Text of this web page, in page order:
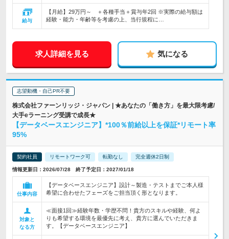
給与
【月給】29万円～ ＋各種手当＋賞与年2回 ※実際の給与額は
経験・能力・年齢等を考慮の上、当行規程に…
求人詳細を見る 気になる
志望動機・自己PR不要
株式会社ファーンリッジ・ジャパン | ★あなたの「働き方」を最大限考慮/
大手eラーニング受講で成長★
【データベースエンジニア】*100％前給以上を保証*リモート率
95%
契約社員 リモートワーク可 転勤なし 完全週休2日制
情報更新日：2026/07/28 終了予定日：2027/01/18
仕事内容
【データベースエンジニア】設計～製造・テストまでご本人様
希望に合わせたフェーズをご担当頂く形となります。
対象と
なる方
≪面接1回≫経験年数・学歴不問！貴方のスキルや経験、何よ
りも希望する環境を最優先に考え、貴方に選んでいただきま
す。【データベースエンジニア】